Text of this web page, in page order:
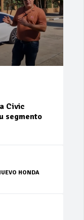
Civic
segmento
HONDA